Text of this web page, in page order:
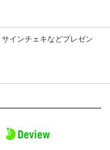
インチェキなどプレゼン